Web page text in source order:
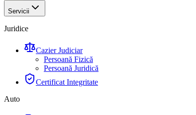
Servicii
Juridice
Cazier Judiciar
Persoană Fizică
Persoană Juridică
Certificat Integritate
Auto